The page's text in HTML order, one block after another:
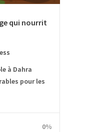
qui nourrit
à Dahra
pour les
0%